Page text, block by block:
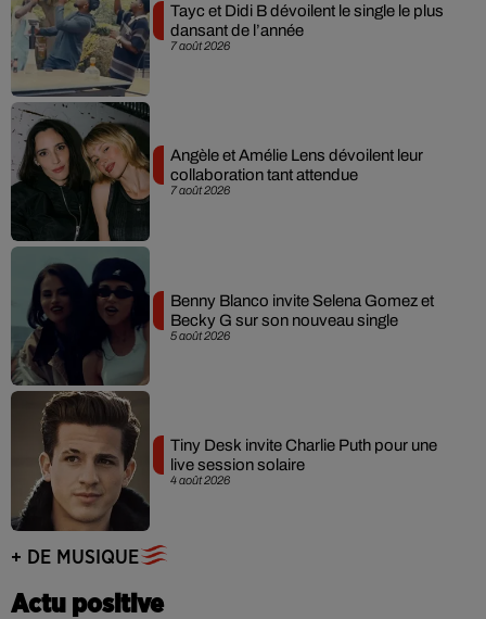
7 août 2026
Tayc et Didi B dévoilent le single le plus
dansant de l’année
7 août 2026
Angèle et Amélie Lens dévoilent leur
collaboration tant attendue
5 août 2026
Benny Blanco invite Selena Gomez et
Becky G sur son nouveau single
4 août 2026
Tiny Desk invite Charlie Puth pour une
live session solaire
+ DE MUSIQUE
Actu positive